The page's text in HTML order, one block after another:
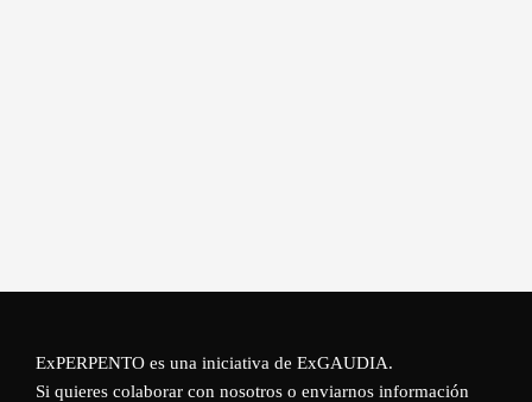
ExPERPENTO es una iniciativa de ExGAUDIA.
Si quieres colaborar con nosotros o enviarnos información